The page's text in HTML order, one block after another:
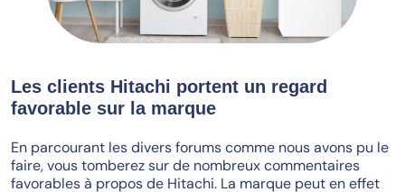
Les clients Hitachi portent un regard
favorable sur la marque
En parcourant les divers forums comme nous avons pu le
faire, vous tomberez sur de nombreux commentaires
favorables à propos de Hitachi. La marque peut en effet